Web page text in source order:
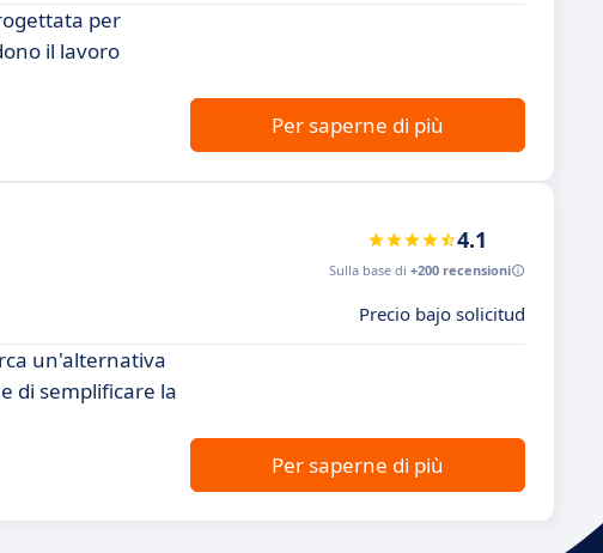
per
il lavoro
Per saperne di più
4.1
Sulla base di +200 recensioni
Precio bajo solicitud
un'alternativa
di semplificare la
Per saperne di più